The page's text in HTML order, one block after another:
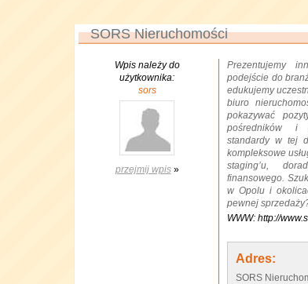
SORS Nieruchomości
Wpis należy do
użytkownika:
sors
przejmij wpis»
Prezentujemy
podejście do
edukujemy
biuro
pokazywać
pośredników i
standardy w tej
kompleksowe
staging’u,
finansowego.
w Opolu i
pewnej
WWW: http://
Adres:
SORS